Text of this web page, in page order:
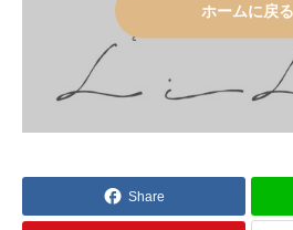
ホームに戻る
Share